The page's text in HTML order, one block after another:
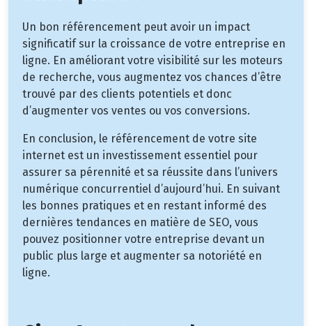
Un bon référencement peut avoir un impact
significatif sur la croissance de votre entreprise en
ligne. En améliorant votre visibilité sur les moteurs
de recherche, vous augmentez vos chances d’être
trouvé par des clients potentiels et donc
d’augmenter vos ventes ou vos conversions.
En conclusion, le référencement de votre site
internet est un investissement essentiel pour
assurer sa pérennité et sa réussite dans l’univers
numérique concurrentiel d’aujourd’hui. En suivant
les bonnes pratiques et en restant informé des
dernières tendances en matière de SEO, vous
pouvez positionner votre entreprise devant un
public plus large et augmenter sa notoriété en
ligne.